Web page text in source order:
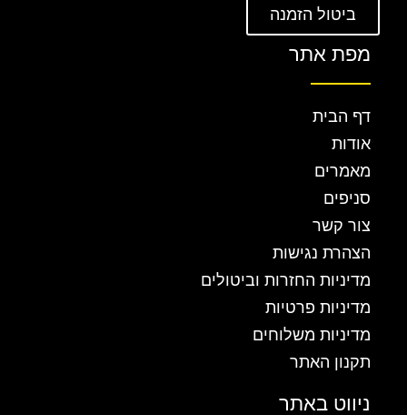
ביטול הזמנה
מפת אתר
דף הבית
אודות
מאמרים
סניפים
צור קשר
הצהרת נגישות
מדיניות החזרות וביטולים
מדיניות פרטיות
מדיניות משלוחים
תקנון האתר
ניווט באתר